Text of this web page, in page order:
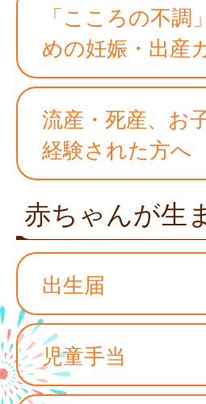
「こころの不
めの妊娠・出産
流産・死産、お
経験された方へ
赤ちゃんが生
出生届
児童手当